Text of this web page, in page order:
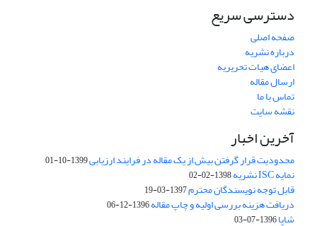
دسترسی سریع
صفحه اصلی
درباره نشریه
اعضای هیات تحریریه
ارسال مقاله
تماس با ما
نقشه سایت
آخرین اخبار
محدودیت قرار گرفتن بیش از یک مقاله در فرایند ارزیابی1399-10-01
نمایه ISC نشریه 1398-02-02
قابل توجه نویسندگان محترم1397-03-19
دریافت هزینه بررسی اولیه و چاپ مقاله1396-12-06
شاپا1396-07-03